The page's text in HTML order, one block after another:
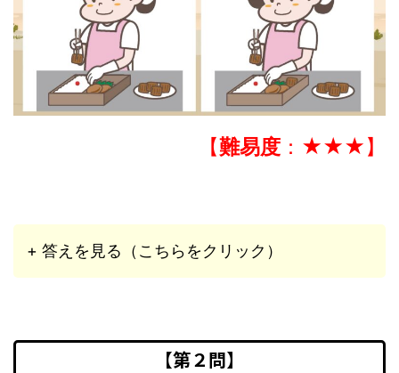
【難易度 ：★★★】
+ 答えを見る（こちらをクリック）
【第２問】